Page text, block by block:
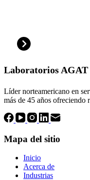
Laboratorios AGAT
Líder norteamericano en
más de 45 años ofreciendo
Mapa del sitio
Inicio
Acerca de
Industrias